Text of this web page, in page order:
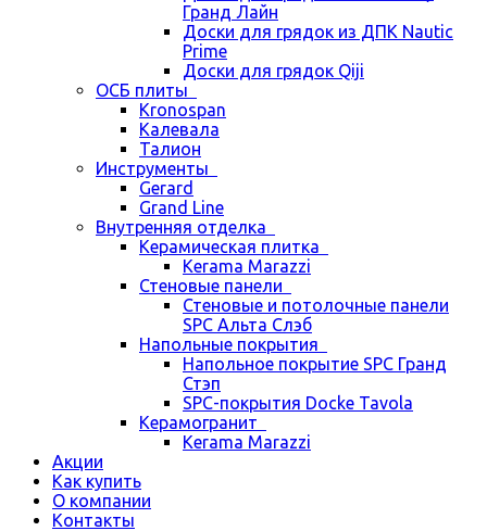
Гранд Лайн
Доски для грядок из ДПК Nautic
Prime
Доски для грядок Qiji
ОСБ плиты
Kronospan
Калевала
Талион
Инструменты
Gerard
Grand Line
Внутренняя отделка
Керамическая плитка
Kerama Marazzi
Стеновые панели
Стеновые и потолочные панели
SPC Альта Слэб
Напольные покрытия
Напольное покрытие SPC Гранд
Стэп
SPC-покрытия Docke Tavola
Керамогранит
Kerama Marazzi
Акции
Как купить
О компании
Контакты